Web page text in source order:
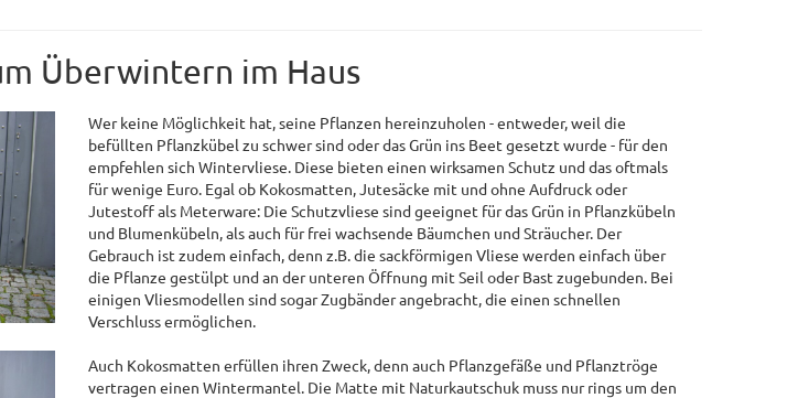
Überwintern im Haus
Wer keine Möglichkeit hat, seine Pflanzen hereinzuholen - entweder, weil die
befüllten Pflanzkübel zu schwer sind oder das Grün ins Beet gesetzt wurde - für den
empfehlen sich Wintervliese. Diese bieten einen wirksamen Schutz und das oftmals
für wenige Euro. Egal ob Kokosmatten, Jutesäcke mit und ohne Aufdruck oder
Jutestoff als Meterware: Die Schutzvliese sind geeignet für das Grün in Pflanzkübeln
und Blumenkübeln, als auch für frei wachsende Bäumchen und Sträucher. Der
Gebrauch ist zudem einfach, denn z.B. die sackförmigen Vliese werden einfach über
die Pflanze gestülpt und an der unteren Öffnung mit Seil oder Bast zugebunden. Bei
einigen Vliesmodellen sind sogar Zugbänder angebracht, die einen schnellen
Verschluss ermöglichen.
Auch Kokosmatten erfüllen ihren Zweck, denn auch Pflanzgefäße und Pflanztröge
vertragen einen Wintermantel. Die Matte mit Naturkautschuk muss nur rings um den